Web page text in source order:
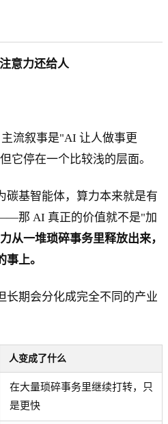
意力还给人
流叙事是"AI 让人做事更
它停在一个比较浅的层面。
基智能体，算力本来就是有
那 AI 真正的价值就不是"加
从一堆琐碎事务里释放出来，
上。
长期会分化成完全不同的产业
人变成了什么
在大量琐碎事务里继续打转，只
是更快